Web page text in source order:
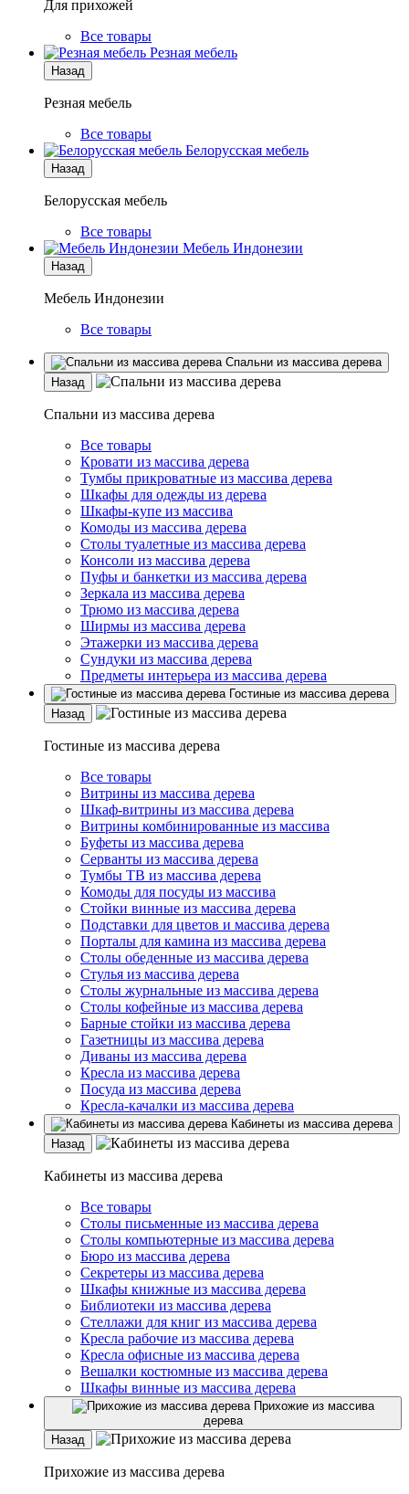
Для прихожей
Все товары
Резная мебель
Назад
Резная мебель
Все товары
Белорусская мебель
Назад
Белорусская мебель
Все товары
Мебель Индонезии
Назад
Мебель Индонезии
Все товары
Спальни из массива дерева
Назад
Спальни из массива дерева
Все товары
Кровати из массива дерева
Тумбы прикроватные из массива дерева
Шкафы для одежды из дерева
Шкафы-купе из массива
Комоды из массива дерева
Столы туалетные из массива дерева
Консоли из массива дерева
Пуфы и банкетки из массива дерева
Зеркала из массива дерева
Трюмо из массива дерева
Ширмы из массива дерева
Этажерки из массива дерева
Сундуки из массива дерева
Предметы интерьера из массива дерева
Гостиные из массива дерева
Назад
Гостиные из массива дерева
Все товары
Витрины из массива дерева
Шкаф-витрины из массива дерева
Витрины комбинированные из массива
Буфеты из массива дерева
Серванты из массива дерева
Тумбы ТВ из массива дерева
Комоды для посуды из массива
Стойки винные из массива дерева
Подставки для цветов и массива дерева
Порталы для камина из массива дерева
Столы обеденные из массива дерева
Стулья из массива дерева
Столы журнальные из массива дерева
Столы кофейные из массива дерева
Барные стойки из массива дерева
Газетницы из массива дерева
Диваны из массива дерева
Кресла из массива дерева
Посуда из массива дерева
Кресла-качалки из массива дерева
Кабинеты из массива дерева
Назад
Кабинеты из массива дерева
Все товары
Столы письменные из массива дерева
Столы компьютерные из массива дерева
Бюро из массива дерева
Секретеры из массива дерева
Шкафы книжные из массива дерева
Библиотеки из массива дерева
Стеллажи для книг из массива дерева
Кресла рабочие из массива дерева
Кресла офисные из массива дерева
Вешалки костюмные из массива дерева
Шкафы винные из массива дерева
Прихожие из массива
дерева
Назад
Прихожие из массива дерева